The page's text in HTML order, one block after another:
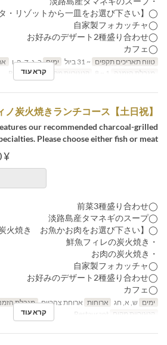
◯【パスタ・リゾットから一皿をお選び下さい】
◯自家製フォカッチャ
◯お好みのデザート2種盛り合わせ
◯カフェ
טווח תאריכים תקפים ~ 31 ביול ימים ב, ג, ד, ה, ו
מגבלת הזמנה
קטגוריית מקום Restaurant
קרא עוד
【土日祝】メッツァニィノ炭火焼きランチコース
our recommended charcoal-grilled
Please choose either fish or meat.
¥ 4,100
◯前菜3種盛り合わせ
◯淡路島産タマネギのスープ
◯【炭火焼き お魚かお肉をお選び下さい】
・鮮魚フィレの炭火焼き
・お肉の炭火焼き
◯自家製フォカッチャ
◯お好みのデザート2種盛り合わせ
◯カフェ
ימים ש, א, חג ארוחות ארוחת צהריים מגבלת
קטגוריית מקום
קרא עוד